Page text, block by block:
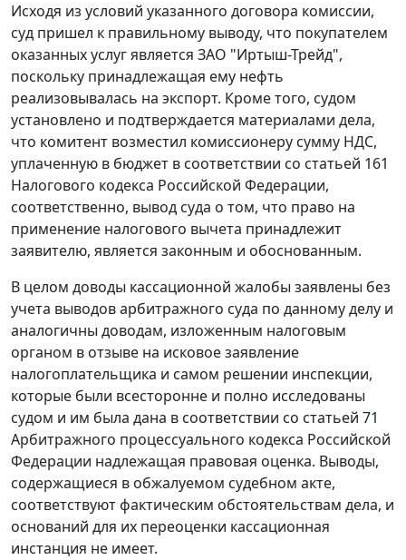
Исходя из условий указанного договора комиссии,
суд пришел к правильному выводу, что покупателем
оказанных услуг является ЗАО "Иртыш-Трейд",
поскольку принадлежащая ему нефть
реализовывалась на экспорт. Кроме того, судом
установлено и подтверждается материалами дела,
что комитент возместил комиссионеру сумму НДС,
уплаченную в бюджет в соответствии со статьей 161
Налогового кодекса Российской Федерации,
соответственно, вывод суда о том, что право на
применение налогового вычета принадлежит
заявителю, является законным и обоснованным.
В целом доводы кассационной жалобы заявлены без
учета выводов арбитражного суда по данному делу и
аналогичны доводам, изложенным налоговым
органом в отзыве на исковое заявление
налогоплательщика и самом решении инспекции,
которые были всесторонне и полно исследованы
судом и им была дана в соответствии со статьей 71
Арбитражного процессуального кодекса Российской
Федерации надлежащая правовая оценка. Выводы,
содержащиеся в обжалуемом судебном акте,
соответствуют фактическим обстоятельствам дела, и
оснований для их переоценки кассационная
инстанция не имеет.